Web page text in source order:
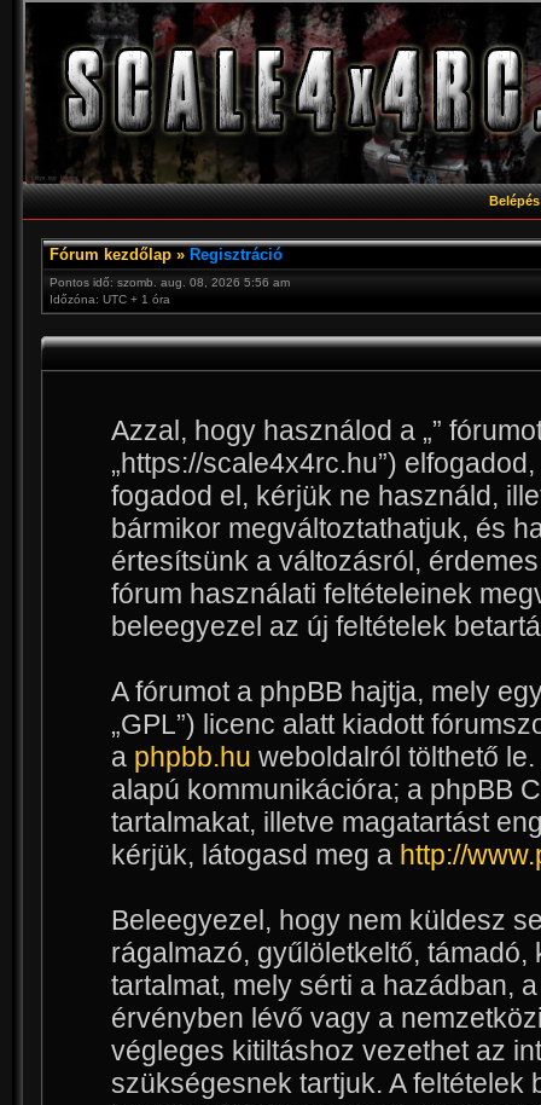
Belépés
Fórum kezdőlap » Regisztráció
Pontos idő: szomb. aug. 08, 2026 5:56 am
Időzóna: UTC + 1 óra
Azzal, hogy használod a „”
„https://scale4x4rc.hu”)
fogadod el, kérjük ne használd,
bármikor megváltoztathatjuk, és
értesítsünk a változásról,
fórum használati feltételeinek
beleegyezel az új feltételek
A fórumot a phpBB hajtja, mely
„GPL”) licenc alatt kiadott
a phpbb.hu weboldalról tölthető
alapú kommunikációra; a phpBB
tartalmakat, illetve magatartást
kérjük, látogasd meg a http://
Beleegyezel, hogy nem küldesz
rágalmazó, gyűlöletkeltő,
tartalmat, mely sérti a hazádban,
érvényben lévő vagy a
végleges kitiltáshoz vezethet az
szükségesnek tartjuk. A